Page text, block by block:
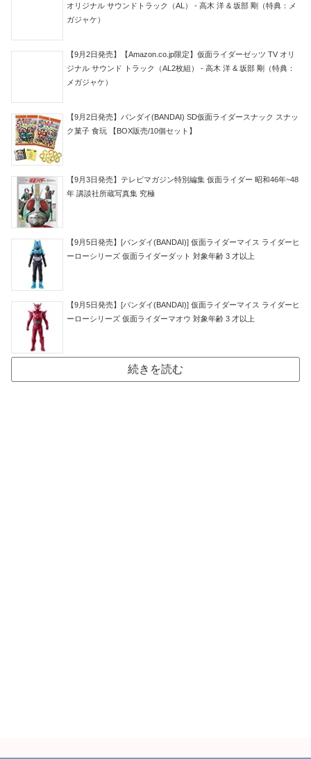
オリジナル サウンドトラック（AL） - 高木 洋 & 坂部 剛（特典：メ
ガジャケ）
【9月2日発売】【Amazon.co.jp限定】仮面ライダーゼッツ TV オリ
ジナル サウンド トラック（AL2枚組） - 高木 洋 & 坂部 剛（特典：
メガジャケ）
【9月2日発売】バンダイ(BANDAI) SD仮面ライダースナック スナッ
ク菓子 食玩 【BOX販売/10個セット】
【9月3日発売】テレビマガジン特別編集 仮面ライダー 昭和46年~48
年 講談社所蔵写真集 究極
【9月5日発売】[バンダイ(BANDAI)] 仮面ライダーマイス ライダーヒ
ーローシリーズ 仮面ライダーダット 対象年齢 3 才以上
【9月5日発売】[バンダイ(BANDAI)] 仮面ライダーマイス ライダーヒ
ーローシリーズ 仮面ライダーマオウ 対象年齢 3 才以上
続きを読む